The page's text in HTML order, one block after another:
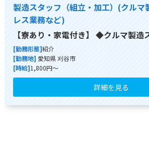
製造スタッフ（組立・加工）(クルマ
レス業務など)
【寮あり・家電付き】 ◆クルマ製
[勤務形態]紹介
[勤務地] 愛知県 刈谷市
[時給]1,800円～
詳細を見る